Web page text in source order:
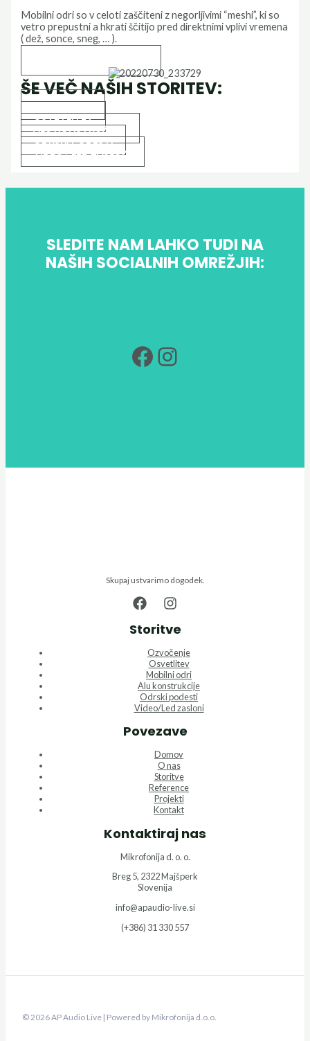
Mobilni odri so v celoti zaščiteni z negorljivimi “meshi”, ki so
vetro prepustni a hkrati ščitijo pred direktnimi vplivi vremena
( dež, sonce, sneg, … ).
ŠE VEČ NAŠIH STORITEV:
OZVOČENJE
OSVETLITEV
ALU KONSTRUKCIJE
ODRSKI PODESTI
VIDEO / LED ZASLONI
SLEDITE NAM LAHKO TUDI NA
NAŠIH SOCIALNIH OMREŽJIH:
FACEBOOK Instagram
Skupaj ustvarimo dogodek.
Storitve
Ozvočenje
Osvetlitev
Mobilni odri
Alu konstrukcije
Odrski podesti
Video/Led zasloni
Povezave
Domov
O nas
Storitve
Reference
Projekti
Kontakt
Kontaktiraj nas
Mikrofonija d. o. o.
Breg 5, 2322 Majšperk
Slovenija
info@apaudio-live.si
(+386) 31 330 557
© 2026 AP Audio Live | Powered by Mikrofonija d.o.o.